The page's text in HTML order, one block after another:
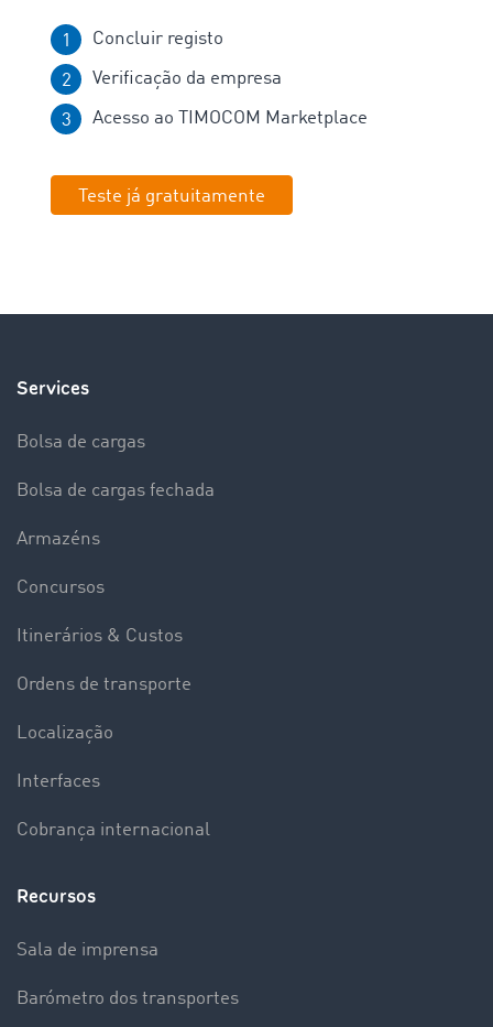
Concluir registo
Verificação da empresa
Acesso ao TIMOCOM Marketplace
Teste já gratuitamente
Services
Bolsa de cargas
Bolsa de cargas fechada
Armazéns
Concursos
Itinerários & Custos
Ordens de transporte
Localização
Interfaces
Cobrança internacional
Recursos
Sala de imprensa
Barómetro dos transportes